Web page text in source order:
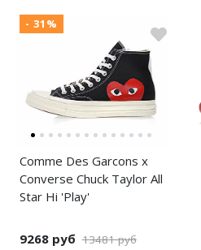
- 31%
Comme Des Garcons x
Converse Chuck Taylor All
Star Hi 'Play'
9268 руб 13481 руб